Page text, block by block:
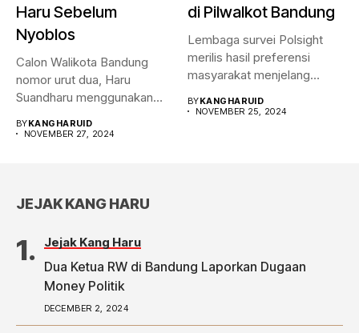
Haru Sebelum
Nyoblos
Calon Walikota Bandung
nomor urut dua, Haru
Suandharu menggunakan
BYKANGHARUID
NOVEMBER 27, 2024
di Pilwalkot Bandung
Lembaga survei Polsight
merilis hasil preferensi
masyarakat menjelang
Hasilnya,...
BYKANGHARUID
NOVEMBER 25, 2024
JEJAK KANG HARU
Jejak Kang Haru
Dua Ketua RW di Bandung Laporkan Dugaan
Money Politik
DECEMBER 2, 2024